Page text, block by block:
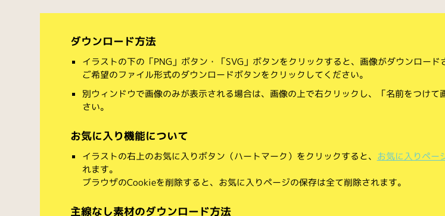
ダウンロード方法
イラストの下の「PNG」ボタン・「SVG」ボタンをクリックすると、画像がダウンロード
ご希望のファイル形式のダウンロードボタンをクリックしてください。
別ウィンドウで画像のみが表示される場合は、画像の上で右クリックし、「名前をつけ
さい。
お気に入り機能について
イラストの右上のお気に入りボタン（ハートマーク）をクリックすると、 お気に入りペー
れます。
ブラウザのCookieを削除すると、お気に入りページの保存は全て削除されます。
主線なし素材のダウンロード方法